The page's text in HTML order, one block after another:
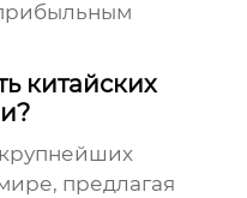
китайских
предлагая